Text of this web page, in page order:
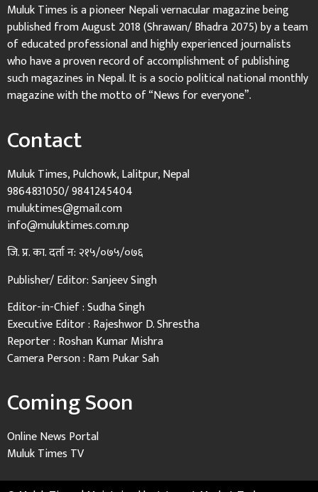
Muluk Times is a pioneer Nepali vernacular magazine being
published from August 2018 (Shrawan/ Bhadra 2075) by a team
of educated professional and highly experienced journalists
who have a proven record of accomplishment of publishing
such magazines in Nepal. It is a socio political national monthly
magazine with the motto of “News for everyone”.
Contact
Muluk Times, Pulchowk, Lalitpur, Nepal
9864831050/ 9841245404
muluktimes@gmail.com
info@muluktimes.com.np
जि. प्र. का. दर्ता न: २१५/०७५/०७६
Publisher/ Editor: Sanjeev Singh
Editor-in-Chief : Sudha Singh
Executive Editor : Rajeshwor D. Shrestha
Reporter : Roshan Kumar Mishra
Camera Person : Ram Pukar Sah
Coming Soon
Online News Portal
Muluk Times TV